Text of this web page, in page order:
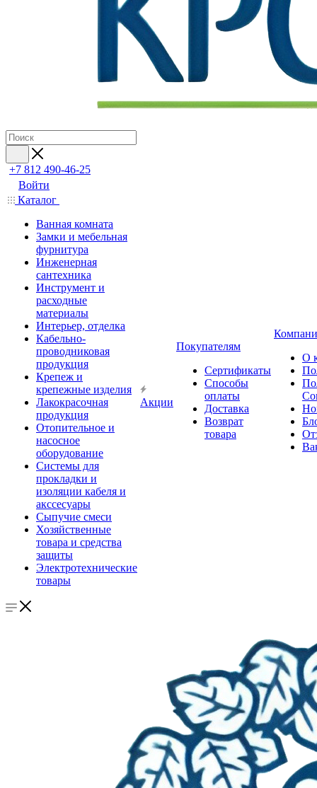
+7 812 490-46-25
Войти
Каталог
Ванная комната
Замки и мебельная
фурнитура
Инженерная
сантехника
Инструмент и
расходные
материалы
Интерьер, отделка
Кабельно-
проводниковая
продукция
Крепеж и
крепежные изделия
Лакокрасочная
продукция
Отопительное и
насосное
оборудование
Системы для
прокладки и
изоляции кабеля и
акссесуары
Сыпучие смеси
Хозяйственные
товара и средства
защиты
Электротехнические
товары
Акции
Покупателям
Сертификаты
Способы
оплаты
Доставка
Возврат
товара
О